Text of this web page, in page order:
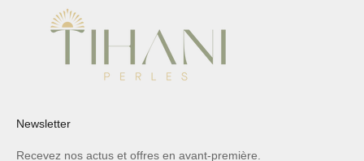
Newsletter
Recevez nos actus et offres en avant-première.